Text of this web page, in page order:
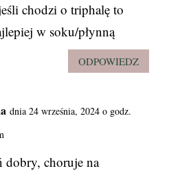
chodzi o triphalę to
w soku/płynną
ODPOWIEDZ
dnia 24 września, 2024 o godz.
dobry, choruje na